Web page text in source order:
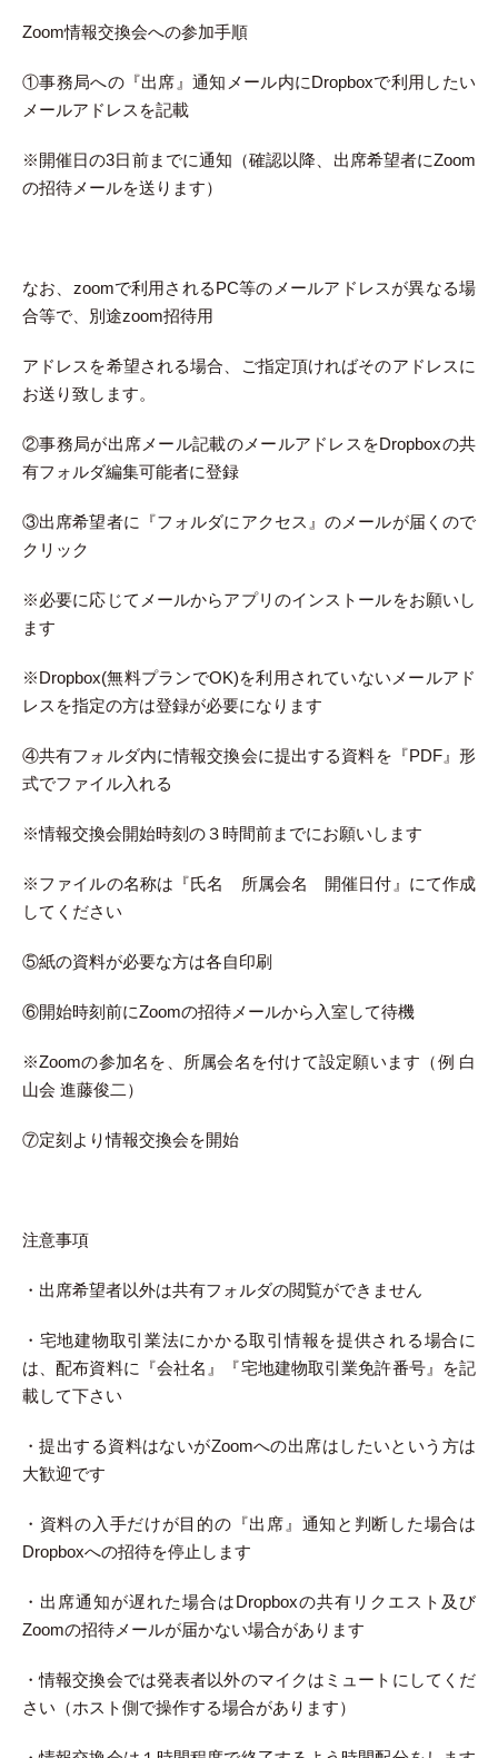
Zoom情報交換会への参加手順
①事務局への『出席』通知メール内にDropboxで利用したい
メールアドレスを記載
※開催日の3日前までに通知（確認以降、出席希望者にZoom
の招待メールを送ります）
なお、zoomで利用されるPC等のメールアドレスが異なる場
合等で、別途zoom招待用
アドレスを希望される場合、ご指定頂ければそのアドレスに
お送り致します。
②事務局が出席メール記載のメールアドレスをDropboxの共
有フォルダ編集可能者に登録
③出席希望者に『フォルダにアクセス』のメールが届くので
クリック
※必要に応じてメールからアプリのインストールをお願いし
ます
※Dropbox(無料プランでOK)を利用されていないメールアド
レスを指定の方は登録が必要になります
④共有フォルダ内に情報交換会に提出する資料を『PDF』形
式でファイル入れる
※情報交換会開始時刻の３時間前までにお願いします
※ファイルの名称は『氏名 所属会名 開催日付』にて作成
してください
⑤紙の資料が必要な方は各自印刷
⑥開始時刻前にZoomの招待メールから入室して待機
※Zoomの参加名を、所属会名を付けて設定願います（例 白
山会 進藤俊二）
⑦定刻より情報交換会を開始
注意事項
・出席希望者以外は共有フォルダの閲覧ができません
・宅地建物取引業法にかかる取引情報を提供される場合に
は、配布資料に『会社名』『宅地建物取引業免許番号』を記
載して下さい
・提出する資料はないがZoomへの出席はしたいという方は
大歓迎です
・資料の入手だけが目的の『出席』通知と判断した場合は
Dropboxへの招待を停止します
・出席通知が遅れた場合はDropboxの共有リクエスト及び
Zoomの招待メールが届かない場合があります
・情報交換会では発表者以外のマイクはミュートにしてくだ
さい（ホスト側で操作する場合があります）